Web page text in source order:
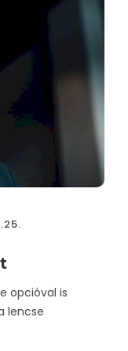
opcióval is
lencse